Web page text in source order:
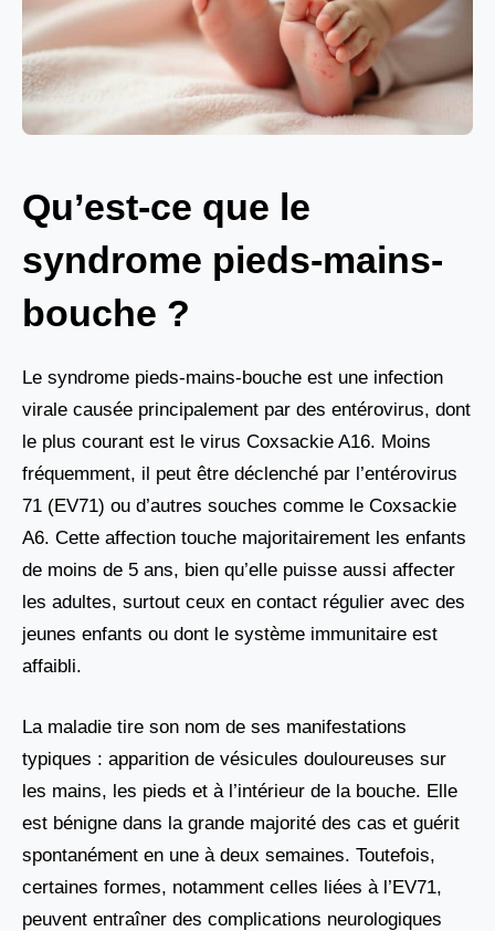
Qu’est-ce que le
syndrome pieds-mains-
bouche ?
Le syndrome pieds-mains-bouche est une infection
virale causée principalement par des entérovirus, dont
le plus courant est le virus Coxsackie A16. Moins
fréquemment, il peut être déclenché par l’entérovirus
71 (EV71) ou d’autres souches comme le Coxsackie
A6. Cette affection touche majoritairement les enfants
de moins de 5 ans, bien qu’elle puisse aussi affecter
les adultes, surtout ceux en contact régulier avec des
jeunes enfants ou dont le système immunitaire est
affaibli.
La maladie tire son nom de ses manifestations
typiques : apparition de vésicules douloureuses sur
les mains, les pieds et à l’intérieur de la bouche. Elle
est bénigne dans la grande majorité des cas et guérit
spontanément en une à deux semaines. Toutefois,
certaines formes, notamment celles liées à l’EV71,
peuvent entraîner des complications neurologiques